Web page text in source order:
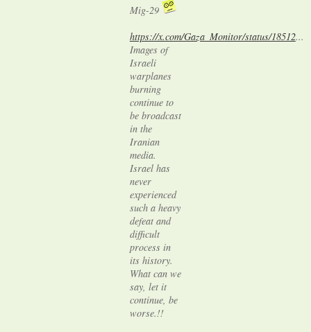
Mig-29
https://x.com/Gaza_Monitor/status/18512...
Images of
Israeli
warplanes
burning
continue to
be broadcast
in the
Iranian
media.
Israel has
never
experienced
such a heavy
defeat and
difficult
process in
its history.
What can we
say, let it
continue, be
worse.!!